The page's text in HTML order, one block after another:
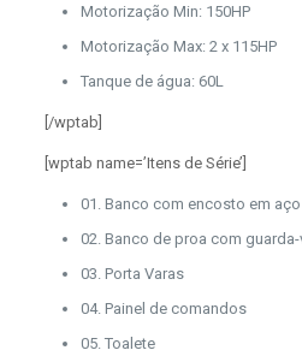
Motorização Min: 150HP
Motorização Max: 2 x 115HP
Tanque de água: 60L
[/wptab]
[wptab name=’Itens de Série’]
01. Banco com encosto em
02. Banco de proa com
03. Porta Varas
04. Painel de comandos
05. Toalete